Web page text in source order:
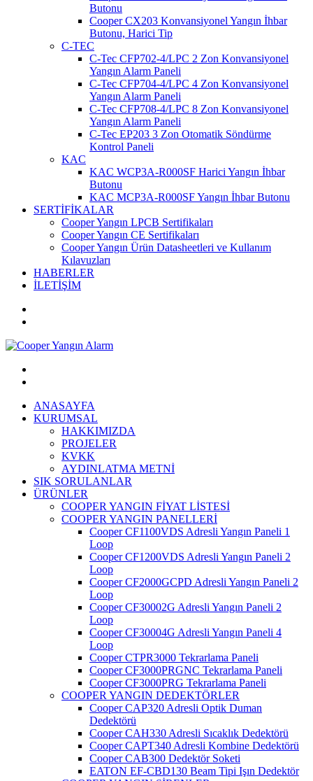
Butonu
Cooper CX203 Konvansiyonel Yangın İhbar
Butonu, Harici Tip
C-TEC
C-Tec CFP702-4/LPC 2 Zon Konvansiyonel
Yangın Alarm Paneli
C-Tec CFP704-4/LPC 4 Zon Konvansiyonel
Yangın Alarm Paneli
C-Tec CFP708-4/LPC 8 Zon Konvansiyonel
Yangın Alarm Paneli
C-Tec EP203 3 Zon Otomatik Söndürme
Kontrol Paneli
KAC
KAC WCP3A-R000SF Harici Yangın İhbar
Butonu
KAC MCP3A-R000SF Yangın İhbar Butonu
SERTİFİKALAR
Cooper Yangın LPCB Sertifikaları
Cooper Yangın CE Sertifikaları
Cooper Yangın Ürün Datasheetleri ve Kullanım
Kılavuzları
HABERLER
İLETİŞİM
ANASAYFA
KURUMSAL
HAKKIMIZDA
PROJELER
KVKK
AYDINLATMA METNİ
SIK SORULANLAR
ÜRÜNLER
COOPER YANGIN FİYAT LİSTESİ
COOPER YANGIN PANELLERİ
Cooper CF1100VDS Adresli Yangın Paneli 1
Loop
Cooper CF1200VDS Adresli Yangın Paneli 2
Loop
Cooper CF2000GCPD Adresli Yangın Paneli 2
Loop
Cooper CF30002G Adresli Yangın Paneli 2
Loop
Cooper CF30004G Adresli Yangın Paneli 4
Loop
Cooper CTPR3000 Tekrarlama Paneli
Cooper CF3000PRGNC Tekrarlama Paneli
Cooper CF3000PRG Tekrarlama Paneli
COOPER YANGIN DEDEKTÖRLER
Cooper CAP320 Adresli Optik Duman
Dedektörü
Cooper CAH330 Adresli Sıcaklık Dedektörü
Cooper CAPT340 Adresli Kombine Dedektörü
Cooper CAB300 Dedektör Soketi
EATON EF-CBD130 Beam Tipi Işın Dedektör